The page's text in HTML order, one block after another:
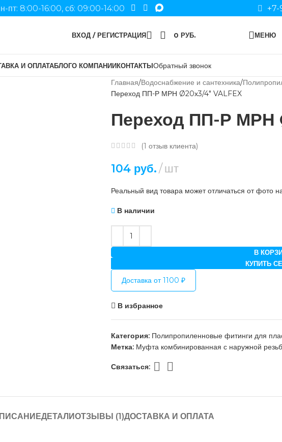
пт: 8:00-16:00, сб: 09:00-14:00 +7-
ВХОД / РЕГИСТРАЦИЯ 0 РУБ. МЕНЮ
И ОПЛАТАБЛОГО КОМПАНИИКОНТАКТЫОбратный звонок
Главная Водоснабжение и сантехника
Переход ПП-Р МРН Ø20х3/4″ VALFEX
Переход ПП-Р МРН
(1 отзыв клиента)
104 руб. шт
Реальный вид товара может отличаться от фото
В наличии
В
КУПИТЬ
Доставка от 1100 ₽
В избранное
Категория: Полипропиленновые фитинги для
Метка: Муфта комбинированная с наружной
Связаться:
ДЕТАЛИОТЗЫВЫ (1)ДОСТАВКА И ОПЛАТА